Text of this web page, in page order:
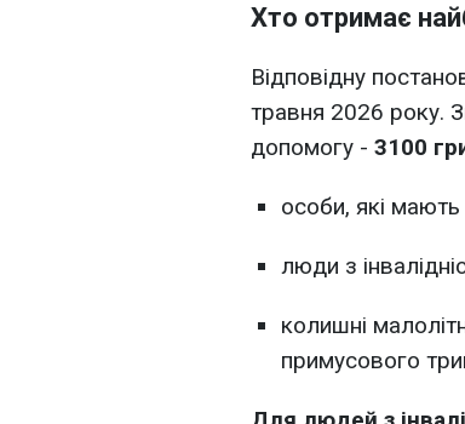
Хто отримає
Відповідну
травня 2026 року.
допомогу - 3100
особи, які
люди з
колишні
примусового